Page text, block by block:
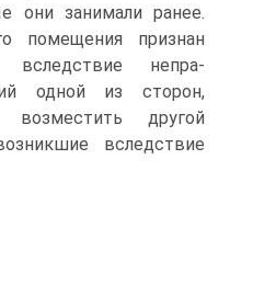
они занимали ранее.
помещения признан
вследствие непра­
одной из сторон,
возместить другой
вследствие